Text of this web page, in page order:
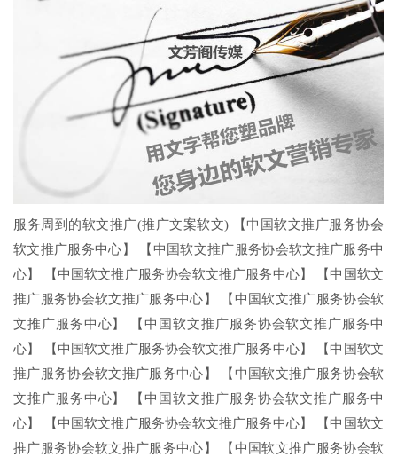
服务周到的软文推广(推广文案软文) 【中国软文推广服务协会
软文推广服务中心】 【中国软文推广服务协会软文推广服务中
心】 【中国软文推广服务协会软文推广服务中心】 【中国软文
推广服务协会软文推广服务中心】 【中国软文推广服务协会软
文推广服务中心】 【中国软文推广服务协会软文推广服务中
心】 【中国软文推广服务协会软文推广服务中心】 【中国软文
推广服务协会软文推广服务中心】 【中国软文推广服务协会软
文推广服务中心】 【中国软文推广服务协会软文推广服务中
心】 【中国软文推广服务协会软文推广服务中心】 【中国软文
推广服务协会软文推广服务中心】 【中国软文推广服务协会软